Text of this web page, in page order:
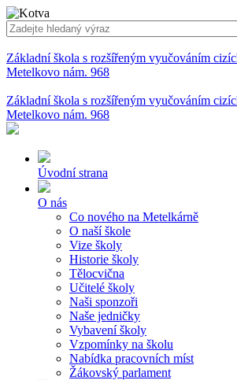
Základní škola s rozšířeným vyučováním
Metelkovo nám. 968
Základní škola s rozšířeným vyučováním
Metelkovo nám. 968
Úvodní strana
O nás
Co nového na Metelkárně
O naší škole
Vize školy
Historie školy
Tělocvična
Učitelé školy
Naši sponzoři
Naše jedničky
Vybavení školy
Vzpomínky na školu
Nabídka pracovních míst
Žákovský parlament